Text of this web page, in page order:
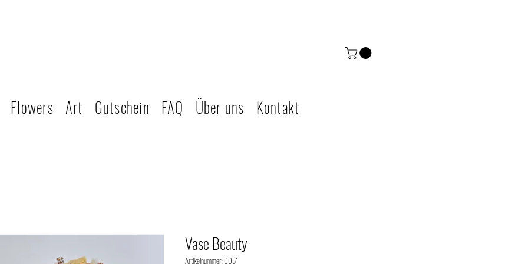
Flowers Art Gutschein FAQ Über uns Kontakt
Vase Beauty
Artikelnummer: 0051